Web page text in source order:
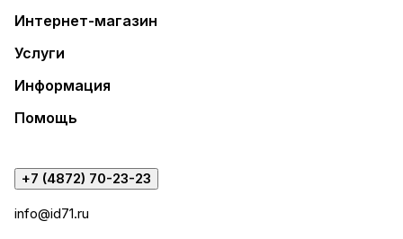
Интернет-магазин
Услуги
Информация
Помощь
+7 (4872) 70-23-23
info@id71.ru